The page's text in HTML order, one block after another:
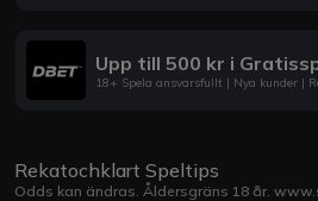
Upp till 500 kr i
18+ Spela ansvarsfullt | Nya kunder |
Rekatochklart Speltips
Odds kan ändras. Åldersgräns 18 år.